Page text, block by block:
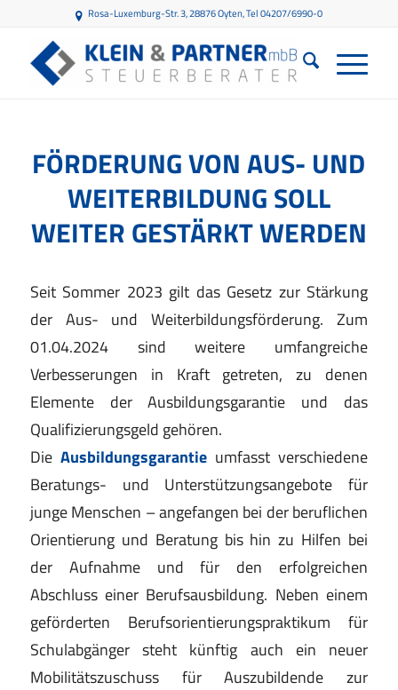
Rosa-Luxemburg-Str. 3, 28876 Oyten, Tel 04207/6990-0
FÖRDERUNG VON AUS- UND
WEITERBILDUNG SOLL
WEITER GESTÄRKT WERDEN
Seit Sommer 2023 gilt das Gesetz zur Stärkung
der Aus- und Weiterbildungsförderung. Zum
01.04.2024 sind weitere umfangreiche
Verbesserungen in Kraft getreten, zu denen
Elemente der Ausbildungsgarantie und das
Qualifizierungsgeld gehören.
Die Ausbildungsgarantieumfasst verschiedene
Beratungs- und Unterstützungsangebote für
junge Menschen – angefangen bei der beruflichen
Orientierung und Beratung bis hin zu Hilfen bei
der Aufnahme und für den erfolgreichen
Abschluss einer Berufsausbildung. Neben einem
geförderten Berufsorientierungspraktikum für
Schulabgänger steht künftig auch ein neuer
Mobilitätszuschuss für Auszubildende zur